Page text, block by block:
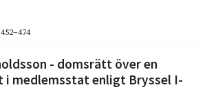
- domsrätt över en
i medlemsstat enligt Bryssel I-